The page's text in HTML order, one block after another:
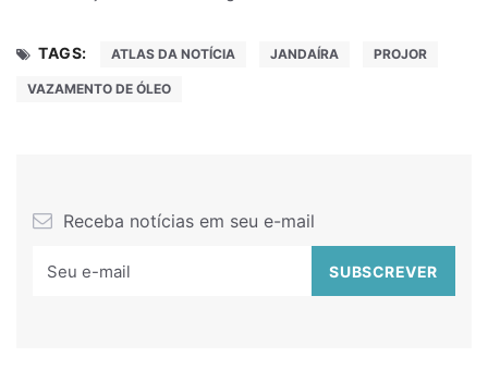
TAGS: ATLAS DA NOTÍCIA JANDAÍRA PROJOR
VAZAMENTO DE ÓLEO
Receba notícias em seu e-mail